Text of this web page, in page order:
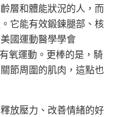
層和體能狀況的人，而
它能有效鍛鍊腿部、核
國運動醫學學會
氧運動。更棒的是，騎
節周圍的肌肉，這點也
放壓力、改善情緒的好